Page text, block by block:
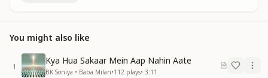
मैंने क्या ना कर डाला
मैंने क्या ना कर डाला
मैंने क्या ना कर डाला
तुमको पाने के खातिर
मैंने क्या न कर डाला
You might also like
1
Kya Hua Sakaar Mein Aap Nahin Aate
BK Soniya • Baba Milan•112 plays• 3:11